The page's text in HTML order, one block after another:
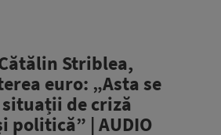
Striblea,
euro: „Asta se
de criză
politică” | AUDIO